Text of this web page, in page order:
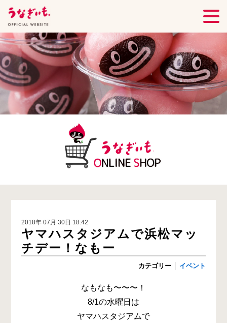
2018年 07月 30日 18:42
ヤマハスタジアムで浜松マッ
チデー！なもー
カテゴリー イベント
なもなも〜〜〜！
8/1の水曜日は
ヤマハスタジアムで